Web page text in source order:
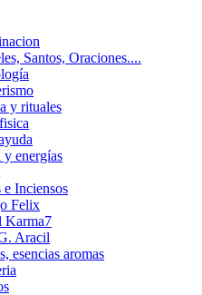
Santos, Oraciones....
y rituales
energías
Inciensos
Felix
Karma7
Aracil
esencias aromas